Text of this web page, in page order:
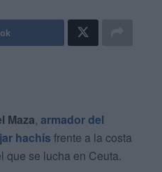
Maza, armador del
hachís frente a la costa
que se lucha en Ceuta.